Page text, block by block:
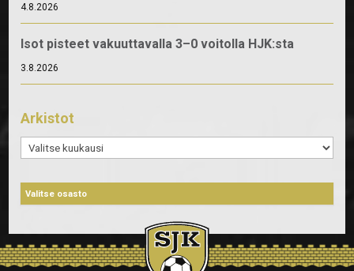
4.8.2026
Isot pisteet vakuuttavalla 3–0 voitolla HJK:sta
3.8.2026
Arkistot
Arkistot